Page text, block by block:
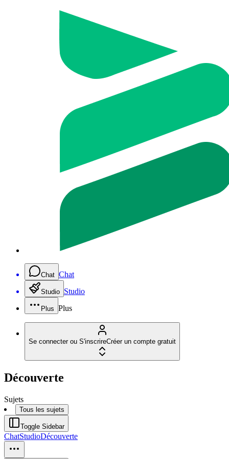
Chat Chat
Studio Studio
Plus Plus
Se connecter ou S'inscrireCréer un compte gratuit
Découverte
Sujets
Tous les sujets
Toggle Sidebar
ChatStudioDécouverte